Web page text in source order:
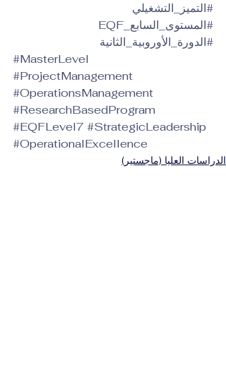
#التميز_التشغيلي
#المستوى_السابع_EQF
#الدورة_الأوروبية_الثانية
#MasterLevel
#ProjectManagement
#OperationsManagement
#ResearchBasedProgram
#EQFLevel7 #StrategicLeadership
#OperationalExcellence
الدراسات العليا (ماجستير)